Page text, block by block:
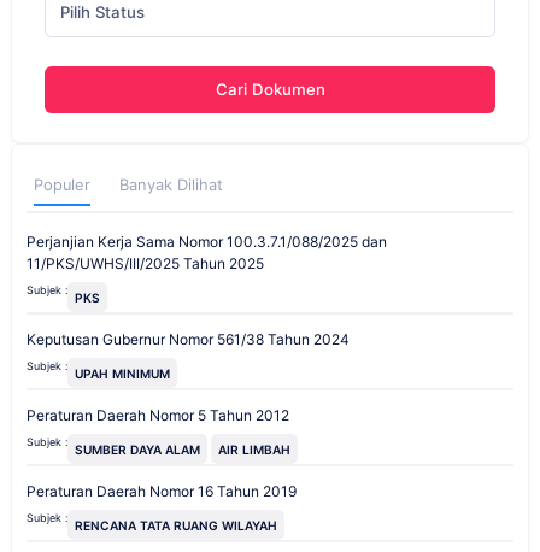
Pilih Status
Cari Dokumen
Populer Banyak Dilihat
Perjanjian Kerja Sama Nomor 100.3.7.1/088/2025 dan
11/PKS/UWHS/III/2025 Tahun 2025
Subjek : PKS
Keputusan Gubernur Nomor 561/38 Tahun 2024
Subjek : UPAH MINIMUM
Peraturan Daerah Nomor 5 Tahun 2012
Subjek : SUMBER DAYA ALAM AIR LIMBAH
Peraturan Daerah Nomor 16 Tahun 2019
Subjek : RENCANA TATA RUANG WILAYAH